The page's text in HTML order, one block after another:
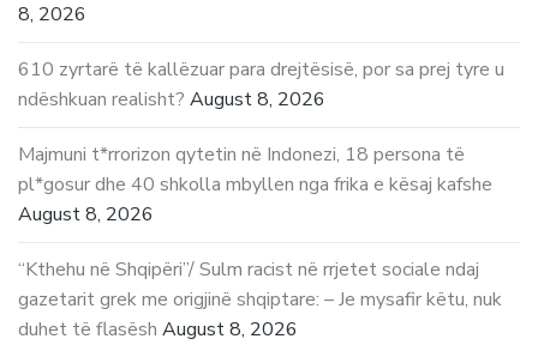
8, 2026
610 zyrtarë të kallëzuar para drejtësisë, por sa prej tyre u
ndëshkuan realisht? August 8, 2026
Majmuni t*rrorizon qytetin në Indonezi, 18 persona të
pl*gosur dhe 40 shkolla mbyllen nga frika e kësaj kafshe
August 8, 2026
“Kthehu në Shqipëri”/ Sulm racist në rrjetet sociale ndaj
gazetarit grek me origjinë shqiptare: – Je mysafir këtu, nuk
duhet të flasësh August 8, 2026